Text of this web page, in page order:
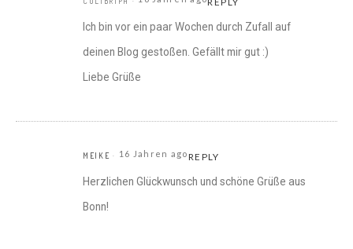
Ich bin vor ein paar Wochen durch Zufall auf
deinen Blog gestoßen. Gefällt mir gut :)
Liebe Grüße
MEIKE 16 Jahren agoREPLY
Herzlichen Glückwunsch und schöne Grüße aus
Bonn!